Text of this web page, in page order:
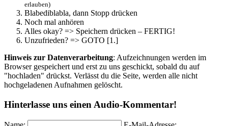
erlauben)
Blabediblabla, dann Stopp drücken
Noch mal anhören
Alles okay? => Speichern drücken – FERTIG!
Unzufrieden? => GOTO [1.]
Hinweis zur Datenverarbeitung: Aufzeichnungen werden im
Browser gespeichert und erst zu uns geschickt, sobald du auf
"hochladen" drückst. Verlässt du die Seite, werden alle nicht
hochgeladenen Aufnahmen gelöscht.
Hinterlasse uns einen Audio-Kommentar!